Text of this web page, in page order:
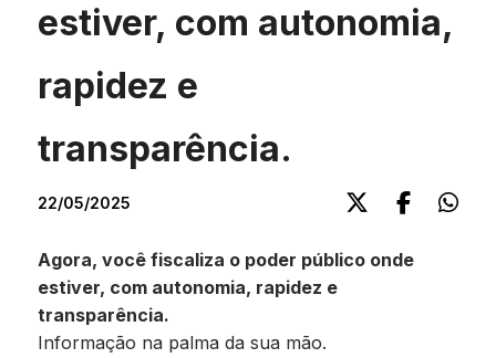
estiver, com autonomia,
rapidez e
transparência.
22/05/2025
Agora, você fiscaliza o poder público onde
estiver, com autonomia, rapidez e
transparência.
Informação na palma da sua mão.